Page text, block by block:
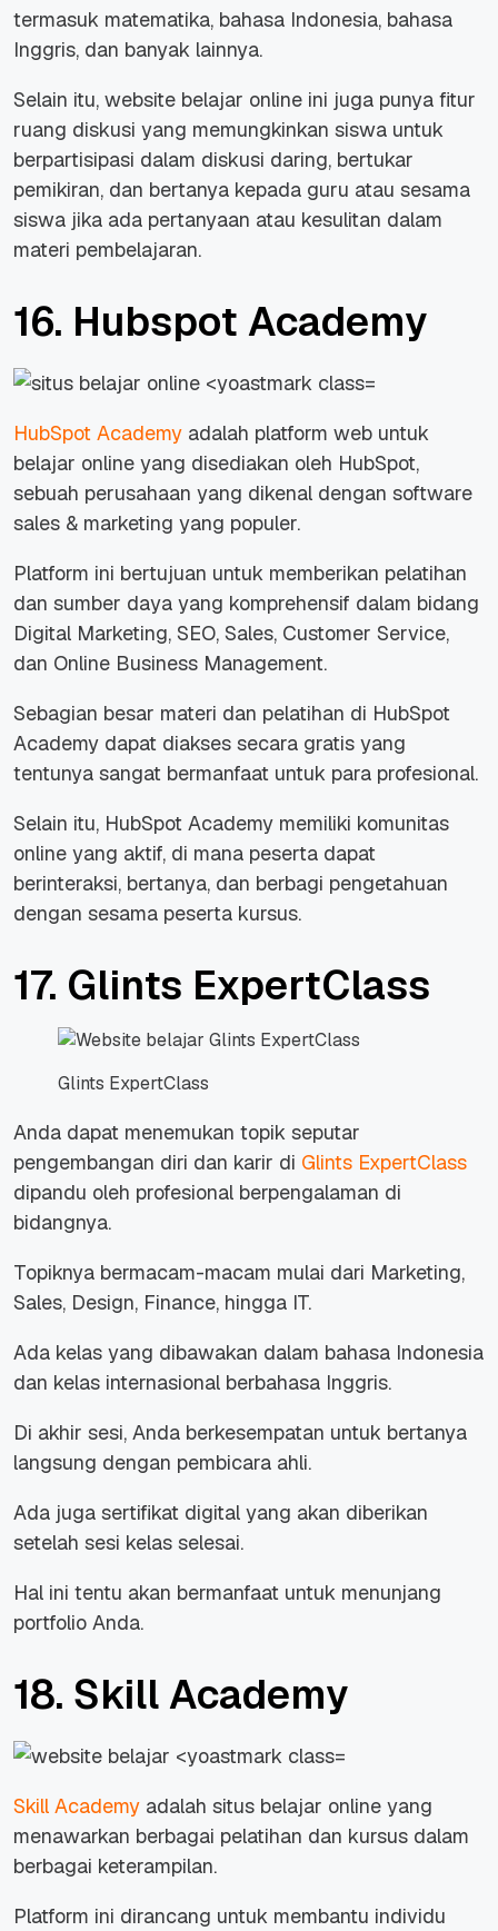
termasuk matematika, bahasa Indonesia, bahasa
Inggris, dan banyak lainnya.
Selain itu, website belajar online ini juga punya fitur
ruang diskusi yang memungkinkan siswa untuk
berpartisipasi dalam diskusi daring, bertukar
pemikiran, dan bertanya kepada guru atau sesama
siswa jika ada pertanyaan atau kesulitan dalam
materi pembelajaran.
16. Hubspot Academy
HubSpot Academy adalah platform web untuk
belajar online yang disediakan oleh HubSpot,
sebuah perusahaan yang dikenal dengan software
sales & marketing yang populer.
Platform ini bertujuan untuk memberikan pelatihan
dan sumber daya yang komprehensif dalam bidang
Digital Marketing, SEO, Sales, Customer Service,
dan Online Business Management.
Sebagian besar materi dan pelatihan di HubSpot
Academy dapat diakses secara gratis yang
tentunya sangat bermanfaat untuk para profesional.
Selain itu, HubSpot Academy memiliki komunitas
online yang aktif, di mana peserta dapat
berinteraksi, bertanya, dan berbagi pengetahuan
dengan sesama peserta kursus.
17. Glints ExpertClass
Glints ExpertClass
Anda dapat menemukan topik seputar
pengembangan diri dan karir di Glints ExpertClass
dipandu oleh profesional berpengalaman di
bidangnya.
Topiknya bermacam-macam mulai dari Marketing,
Sales, Design, Finance, hingga IT.
Ada kelas yang dibawakan dalam bahasa Indonesia
dan kelas internasional berbahasa Inggris.
Di akhir sesi, Anda berkesempatan untuk bertanya
langsung dengan pembicara ahli.
Ada juga sertifikat digital yang akan diberikan
setelah sesi kelas selesai.
Hal ini tentu akan bermanfaat untuk menunjang
portfolio Anda.
18. Skill Academy
Skill Academy adalah situs belajar online yang
menawarkan berbagai pelatihan dan kursus dalam
berbagai keterampilan.
Platform ini dirancang untuk membantu individu